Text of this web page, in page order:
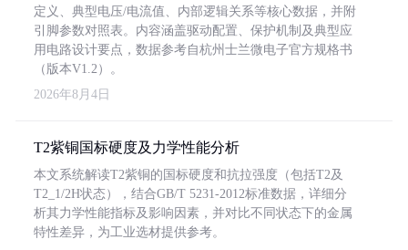
定义、典型电压/电流值、内部逻辑关系等核心数据，并附
引脚参数对照表。内容涵盖驱动配置、保护机制及典型应
用电路设计要点，数据参考自杭州士兰微电子官方规格书
（版本V1.2）。
2026年8月4日
T2紫铜国标硬度及力学性能分析
本文系统解读T2紫铜的国标硬度和抗拉强度（包括T2及
T2_1/2H状态），结合GB/T 5231-2012标准数据，详细分
析其力学性能指标及影响因素，并对比不同状态下的金属
特性差异，为工业选材提供参考。